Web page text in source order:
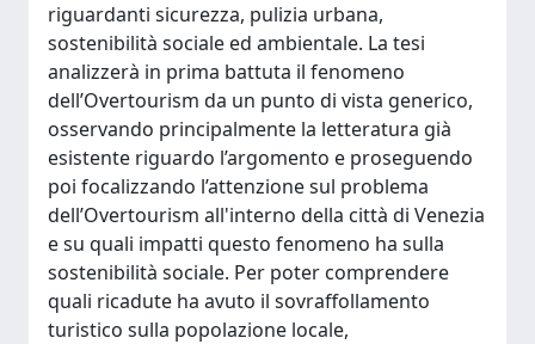
riguardanti sicurezza, pulizia urbana,
sostenibilità sociale ed ambientale. La tesi
analizzerà in prima battuta il fenomeno
dell’Overtourism da un punto di vista generico,
osservando principalmente la letteratura già
esistente riguardo l’argomento e proseguendo
poi focalizzando l’attenzione sul problema
dell’Overtourism all'interno della città di Venezia
e su quali impatti questo fenomeno ha sulla
sostenibilità sociale. Per poter comprendere
quali ricadute ha avuto il sovraffollamento
turistico sulla popolazione locale,